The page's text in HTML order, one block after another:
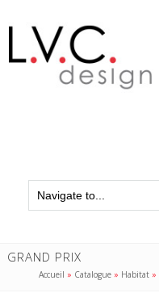
GRAND PRIX
Accueil » Catalogue » Habitat »